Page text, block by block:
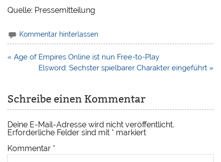
Quelle: Pressemitteilung
Kommentar hinterlassen
Beitragsnavigation
« Age of Empires Online ist nun Free-to-Play
Elsword: Sechster spielbarer Charakter eingeführt »
Schreibe einen Kommentar
Deine E-Mail-Adresse wird nicht veröffentlicht.
Erforderliche Felder sind mit * markiert
Kommentar *